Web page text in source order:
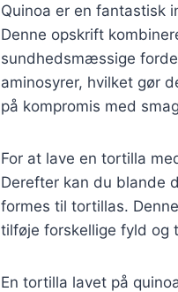
Quinoa er en fantastisk
Denne opskrift
sundhedsmæssige
aminosyrer, hvilket gør
på kompromis med
For at lave en tortilla
Derefter kan du blande
formes til tortillas.
tilføje forskellige fyld og
En tortilla lavet på